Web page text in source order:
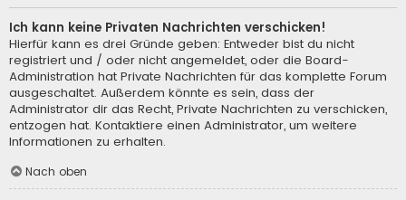
Ich kann keine Privaten Nachrichten verschicken!
Hierfür kann es drei Gründe geben: Entweder bist du nicht
registriert und / oder nicht angemeldet, oder die Board-
Administration hat Private Nachrichten für das komplette Forum
ausgeschaltet. Außerdem könnte es sein, dass der
Administrator dir das Recht, Private Nachrichten zu verschicken,
entzogen hat. Kontaktiere einen Administrator, um weitere
Informationen zu erhalten.
Nach oben